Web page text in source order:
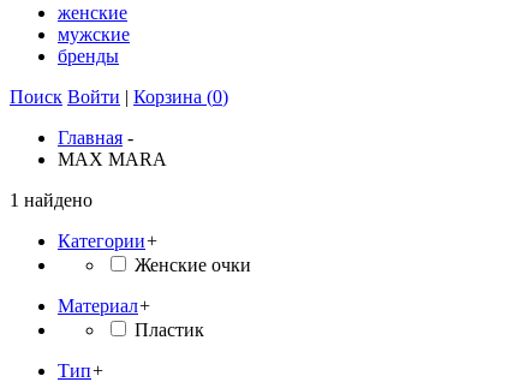
женские
мужские
бренды
Поиск Войти | Корзина (0)
Главная -
MAX MARA
1 найдено
Категории+
Женские очки
Материал+
Пластик
Тип+